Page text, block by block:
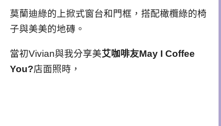
莫蘭迪綠的上掀式窗台和門框，搭配橄欖綠的椅
子與美美的地磚。
當初Vivian與我分享美艾咖啡友May I Coffee
You?店面照時，